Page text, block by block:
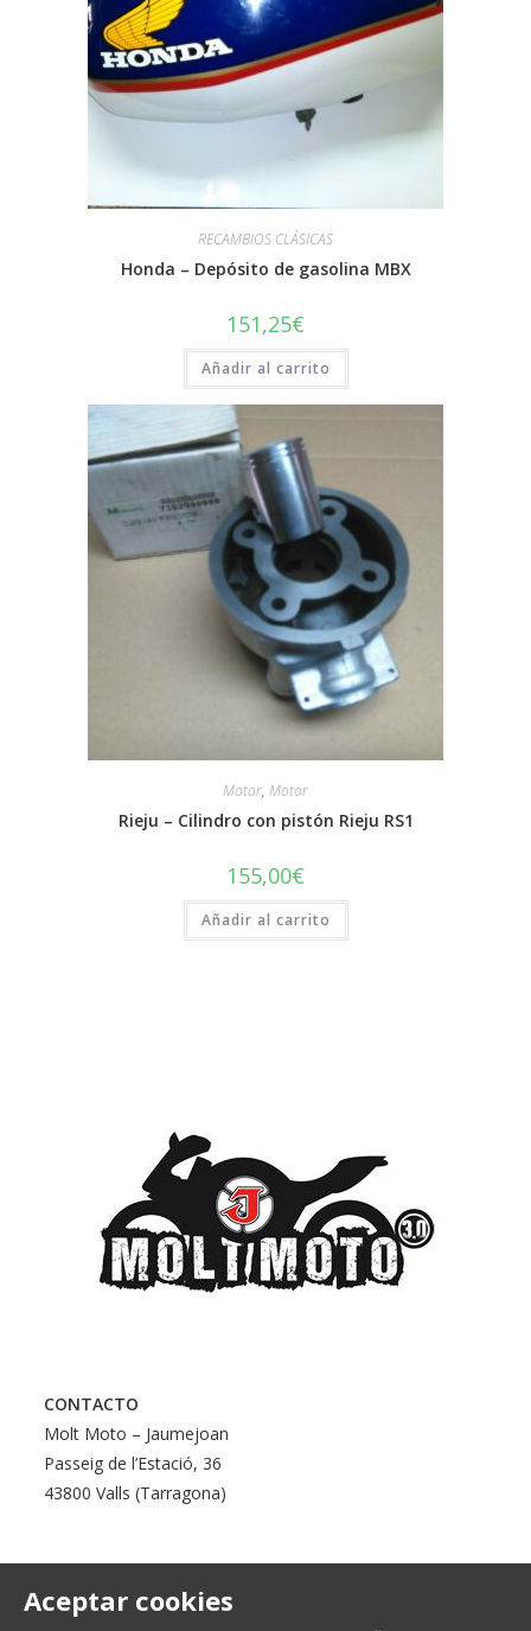
RECAMBIOS CLÁSICAS
Honda – Depósito de gasolina MBX
151,25€
Añadir al carrito
Motor, Motor
Rieju – Cilindro con pistón Rieju RS1
155,00€
Añadir al carrito
Aceptar cookies
CONTACTO
Molt Moto – Jaumejoan
Passeig de l’Estació, 36
43800 Valls (Tarragona)